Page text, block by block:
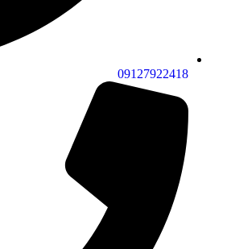
09127922418